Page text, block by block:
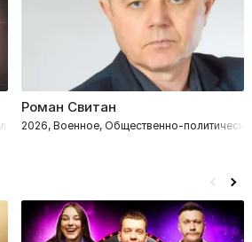
Роман Свитан
2026, Военное, Общественно-политическое